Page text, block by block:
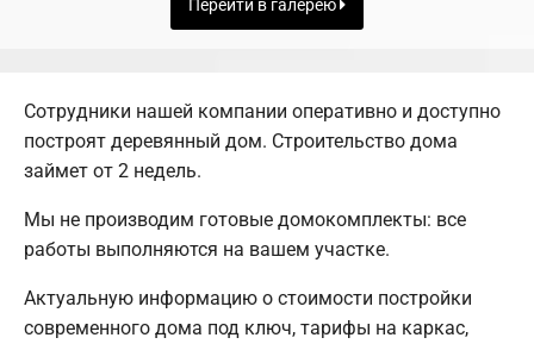
Перейти в галерею
Сотрудники нашей компании оперативно и доступно
построят деревянный дом. Строительство дома
займет от 2 недель.
Мы не производим готовые домокомплекты: все
работы выполняются на вашем участке.
Актуальную информацию о стоимости постройки
современного дома под ключ, тарифы на каркас,